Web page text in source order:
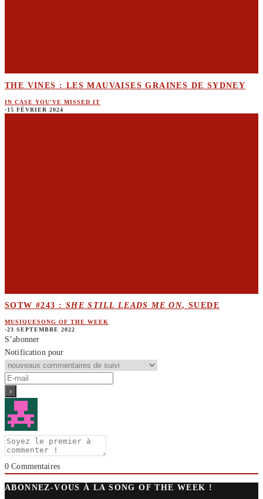
THE VINES : LES MAUVAISES GRAINES DE SYDNEY
IN CASE YOU'VE MISSED IT
·15 FÉVRIER 2024
SOTW #243 : SHE STILL LEADS ME ON, SUEDE
MUSIQUESONG OF THE WEEK
·23 SEPTEMBRE 2022
S’abonner
Notification pour
0 Commentaires
ABONNEZ-VOUS À LA SONG OF THE WEEK !